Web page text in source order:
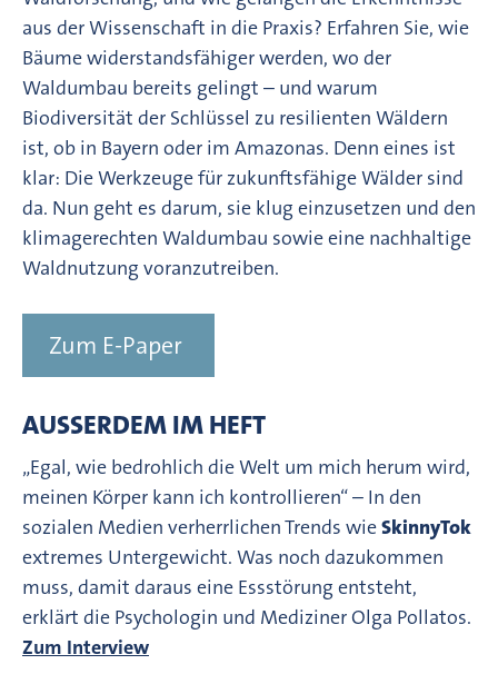
aus der Wissenschaft in die Praxis? Erfahren Sie, wie
Bäume widerstandsfähiger werden, wo der
Waldumbau bereits gelingt – und warum
Biodiversität der Schlüssel zu resilienten Wäldern
ist, ob in Bayern oder im Amazonas. Denn eines ist
klar: Die Werkzeuge für zukunftsfähige Wälder sind
da. Nun geht es darum, sie klug einzusetzen und den
klimagerechten Waldumbau sowie eine nachhaltige
Waldnutzung voranzutreiben.
Zum E-Paper
AUSSERDEM IM HEFT
„Egal, wie bedrohlich die Welt um mich herum wird,
meinen Körper kann ich kontrollieren“ – In den
sozialen Medien verherrlichen Trends wieSkinnyTok
extremes Untergewicht. Was noch dazukommen
muss, damit daraus eine Essstörung entsteht,
erklärt die Psychologin und Mediziner Olga Pollatos.
Zum Interview